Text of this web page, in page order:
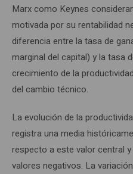
Marx como Keynes
motivada por su rentabilidad
diferencia entre la tasa de
marginal del capital) y la tasa
crecimiento de la
del cambio técnico.
La evolución de la
registra una media
respecto a este valor central
valores negativos. La